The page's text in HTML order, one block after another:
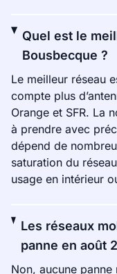
Quel est le
Bousbecque ?
Le meilleur réseau
compte plus
Orange et SFR. La
à prendre avec
dépend de
saturation du
usage en intérieur
Les réseaux
panne en août
Non, aucune panne